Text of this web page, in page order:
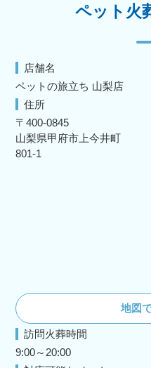
ペット火
店舗名
ペットの旅立ち 山梨店
住所
〒400-0845
山梨県甲府市上今井町
801-1
地図
訪問火葬時間
9:00～20:00